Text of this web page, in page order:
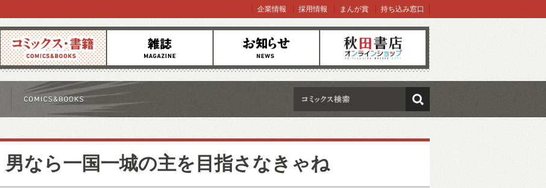
コミックス 雑誌 お知らせ オンラインショップ
企業情報 採用情報 まんが賞 持ち込み窓口
検索
男なら一国一城の主を目指さなきゃね